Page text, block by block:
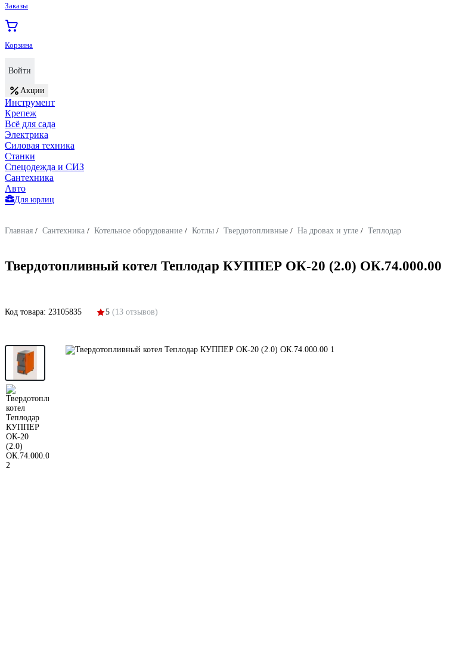
Заказы
Корзина
Войти
Акции
Инструмент
Крепеж
Всё для сада
Электрика
Силовая техника
Станки
Спецодежда и СИЗ
Сантехника
Авто
Для юрлиц
Главная / Сантехника / Котельное оборудование / Котлы / Твердотопливные / На дровах и угле / Теплодар
Твердотопливный котел Теплодар КУППЕР ОК-20 (2.0) ОК.74.000.00
Код товара: 23105835 5 (13 отзывов)